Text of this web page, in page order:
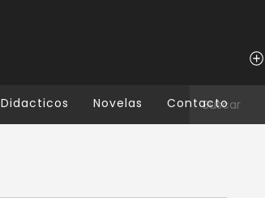
Didacticos Novelas Contacto